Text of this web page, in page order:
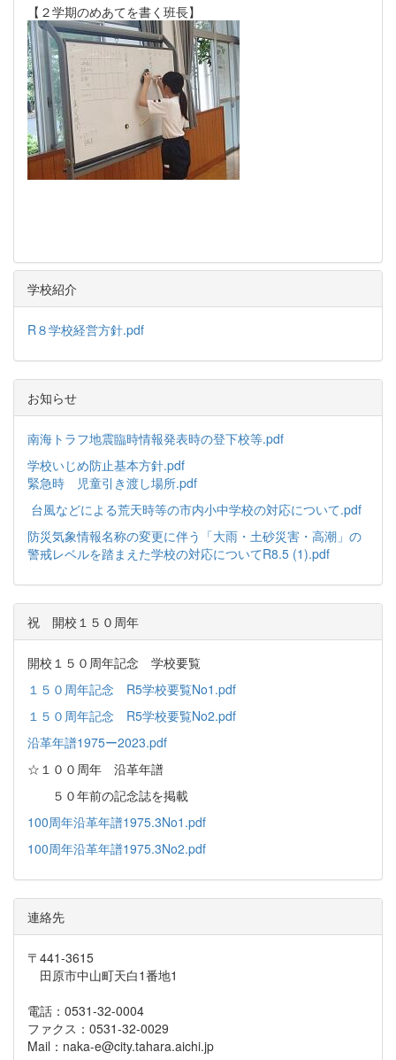
【２学期のめあてを書く班長】
学校紹介
R８学校経営方針.pdf
お知らせ
南海トラフ地震臨時情報発表時の登下校等.pdf
学校いじめ防止基本方針.pdf
緊急時 児童引き渡し場所.pdf
台風などによる荒天時等の市内小中学校の対応について.pdf
防災気象情報名称の変更に伴う「大雨・土砂災害・高潮」の
警戒レベルを踏まえた学校の対応についてR8.5 (1).pdf
祝 開校１５０周年
開校１５０周年記念 学校要覧
１５０周年記念 R5学校要覧No1.pdf
１５０周年記念 R5学校要覧No2.pdf
沿革年譜1975ー2023.pdf
☆１００周年 沿革年譜
５０年前の記念誌を掲載
100周年沿革年譜1975.3No1.pdf
100周年沿革年譜1975.3No2.pdf
連絡先
〒441-3615
田原市中山町天白1番地1
電話：0531-32-0004
ファクス：0531-32-0029
Mail：naka-e@city.tahara.aichi.jp